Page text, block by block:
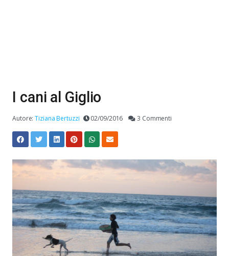
I cani al Giglio
Autore:Tiziana Bertuzzi 02/09/2016 3 Commenti